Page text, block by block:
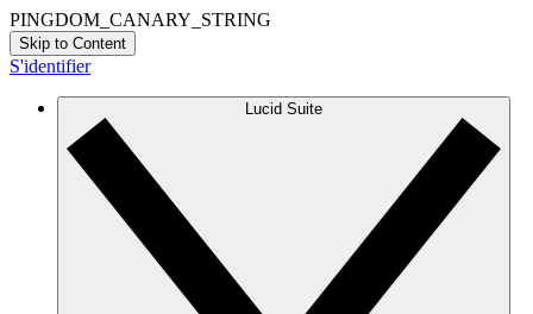
PINGDOM_CANARY_STRING
Skip to Content
S'identifier
Lucid Suite